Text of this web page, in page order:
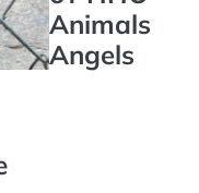
Animals
Angels